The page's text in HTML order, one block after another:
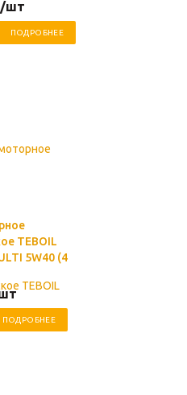
/шт
ПОДРОБНЕЕ
TEBOIL
5W40 (4
ПОДРОБНЕЕ